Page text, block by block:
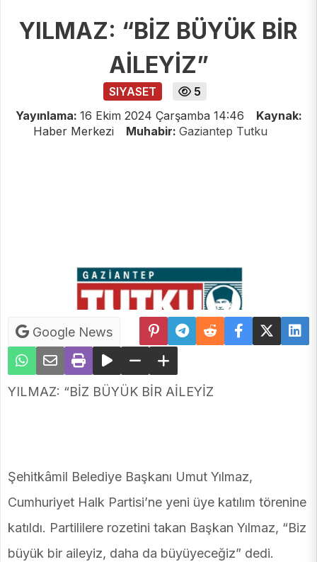
YILMAZ: “BİZ BÜYÜK BİR
AİLEYİZ”
SIYASET
5
Yayınlama: 16 Ekim 2024 Çarşamba 14:46
Kaynak:
Haber Merkezi
Muhabir: Gaziantep Tutku
Google News
YILMAZ: “BİZ BÜYÜK BİR AİLEYİZ
Şehitkâmil Belediye Başkanı Umut Yılmaz,
Cumhuriyet Halk Partisi’ne yeni üye katılım törenine
katıldı. Partililere rozetini takan Başkan Yılmaz, “Biz
büyük bir aileyiz, daha da büyüyeceğiz” dedi.